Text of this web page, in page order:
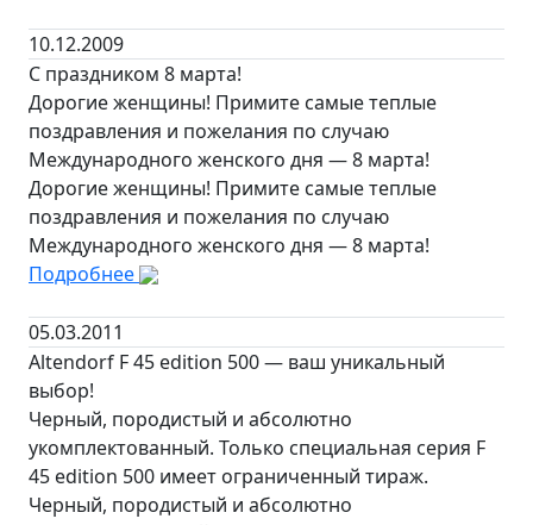
10.12.2009
С праздником 8 марта!
Дорогие женщины! Примите самые теплые
поздравления и пожелания по случаю
Международного женского дня — 8 марта!
Дорогие женщины! Примите самые теплые
поздравления и пожелания по случаю
Международного женского дня — 8 марта!
Подробнее
05.03.2011
Altendorf F 45 edition 500 — ваш уникальный
выбор!
Черный, породистый и абсолютно
укомплектованный. Только специальная серия F
45 edition 500 имеет ограниченный тираж.
Черный, породистый и абсолютно